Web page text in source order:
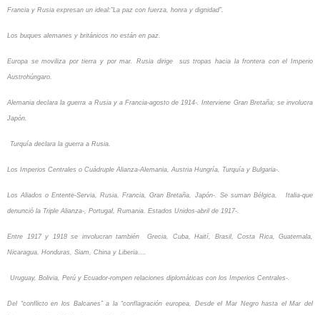
Francia y Rusia expresan un ideal:”La paz con fuerza, honra y dignidad”.
Los buques alemanes y británicos no están en paz.
Europa se moviliza por tierra y por mar. Rusia dirige sus tropas hacia la frontera con el Imperio
Austrohúngaro.
Alemania declara la guerra a Rusia y a Francia-agosto de 1914-. Interviene Gran Bretaña; se involucra
Japón.
Turquía declara la guerra a Rusia.
Los Imperios Centrales o Cuádruple Alianza-Alemania, Austria Hungría, Turquía y Bulgaria-.
Los Aliados o Entente-Servia, Rusia, Francia, Gran Bretaña, Japón-. Se suman Bélgica, Italia-que
denunció la Triple Alianza-, Portugal, Rumania. Estados Unidos-abril de 1917-.
Entre 1917 y 1918 se involucran también Grecia, Cuba, Haití, Brasil, Costa Rica, Guatemala,
Nicaragua, Honduras, Siam, China y Liberia….
Uruguay, Bolivia, Perú y Ecuador-rompen relaciones diplomáticas con los Imperios Centrales-.
Del “conflicto en los Balcanes” a la “conflagración europea, Desde el Mar Negro hasta el Mar del